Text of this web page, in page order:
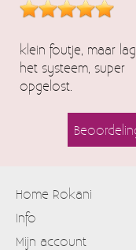
klein foutje, maar
het systeem, super
opgelost.
Home Rokani
Info
Mijn account